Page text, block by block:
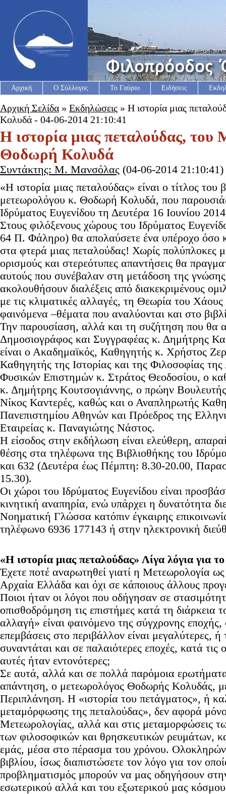
Αρχική Ο Σύλλογος Το Γαύριο Ειδήσεις
Αρχική Σελίδα » Εκδηλώσεις » Η ιστορία μιας
Κολυδά - 04-06-2014 21:10:41
Η ιστορία μιας πεταλούδας, του
Θοδωρή Κολυδά
Συντάκτης: Μ. Μανσόλας (04-06-2014 21:10:41)
«Η ιστορία μιας πεταλούδας» είναι ο τίτλος του
μετεωρολόγου κ. Θοδωρή Κολυδά, που
Ιδρύματος Ευγενίδου τη Δευτέρα 16 Ιουνίου
Στους φιλόξενους χώρους του Ιδρύματος
64 Π. Φάληρο) θα απολαύσετε ένα υπέροχο όσο
στα φτερά μιας πεταλούδας! Χωρίς πολύπλοκες
ορισμούς και στερεότυπες απαντήσεις θα
αυτούς που συνέβαλαν στη μετάδοση της
ακολουθήσουν διαλέξεις από διακεκριμένους
με τις κλιματικές αλλαγές, τη Θεωρία του
φαινόμενα –θέματα που αναλύονται και στο
Την παρουσίαση, αλλά και τη συζήτηση που θα
Δημοσιογράφος και Συγγραφέας κ. Δημήτρης
είναι ο Ακαδημαϊκός, Καθηγητής κ. Χρήστος
Καθηγητής της Ιστορίας και της Φιλοσοφίας
Φυσικών Επιστημών κ. Στράτος Θεοδοσίου, ο
κ. Δημήτρης Κουτσογιάννης, ο πρώην
Νίκος Καντερές, καθώς και ο Αναπληρωτής
Πανεπιστημίου Αθηνών και Πρόεδρος της
Εταιρείας κ. Παναγιώτης Νάστος.
Η είσοδος στην εκδήλωση είναι ελεύθερη,
θέσης στα τηλέφωνα της Βιβλιοθήκης του
και 632 (Δευτέρα έως Πέμπτη: 8.30-20.00,
15.30).
Οι χώροι του Ιδρύματος Ευγενίδου είναι
κινητική αναπηρία, ενώ υπάρχει η δυνατότητα
Νοηματική Γλώσσα κατόπιν έγκαιρης
τηλέφωνο 6936 177143 ή στην ηλεκτρονική
«Η ιστορία μιας πεταλούδας» Λίγα λόγια για το
Έχετε ποτέ αναρωτηθεί γιατί η Μετεωρολογία
Αρχαία Ελλάδα και όχι σε κάποιους άλλους
Ποιοι ήταν οι λόγοι που οδήγησαν σε
οπισθοδρόμηση τις επιστήμες κατά τη
αλλαγή» είναι φαινόμενο της σύγχρονης εποχής,
επεμβάσεις στο περιβάλλον είναι μεγαλύτερες,
συναντάται και σε παλαιότερες εποχές, κατά τις
αυτές ήταν εντονότερες;
Σε αυτά, αλλά και σε πολλά παρόμοια ερωτήματα
απάντηση, ο μετεωρολόγος Θοδωρής Κολυδάς,
Περιπλάνηση. Η «ιστορία του πετάγματος», ή
μεταμόρφωσης της πεταλούδας», δεν αφορά μόνο
Μετεωρολογίας, αλλά και στις μεταμορφώσεις
των φιλοσοφικών και θρησκευτικών ρευμάτων,
εμάς, μέσα στο πέρασμα του χρόνου.
βιβλίου, ίσως διαπιστώσετε τον λόγο για τον
προβληματισμός μπορούν να μας οδηγήσουν
εσωτερικού αλλά και του εξωτερικού μας